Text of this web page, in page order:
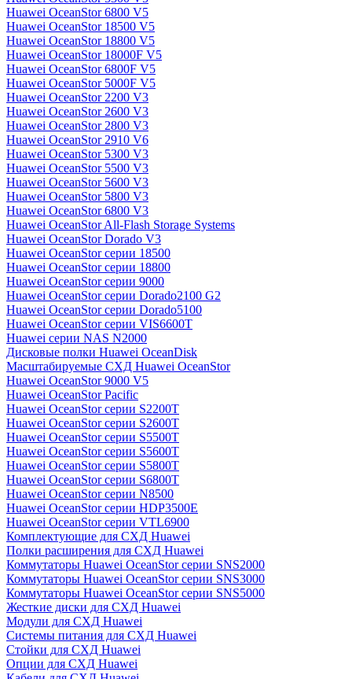
Huawei OceanStor 6800 V5
Huawei OceanStor 18500 V5
Huawei OceanStor 18800 V5
Huawei OceanStor 18000F V5
Huawei OceanStor 6800F V5
Huawei OceanStor 5000F V5
Huawei OceanStor 2200 V3
Huawei OceanStor 2600 V3
Huawei OceanStor 2800 V3
Huawei OceanStor 2910 V6
Huawei OceanStor 5300 V3
Huawei OceanStor 5500 V3
Huawei OceanStor 5600 V3
Huawei OceanStor 5800 V3
Huawei OceanStor 6800 V3
Huawei OceanStor All-Flash Storage Systems
Huawei OceanStor Dorado V3
Huawei OceanStor серии 18500
Huawei OceanStor серии 18800
Huawei OceanStor серии 9000
Huawei OceanStor серии Dorado2100 G2
Huawei OceanStor серии Dorado5100
Huawei OceanStor серии VIS6600T
Huawei серии NAS N2000
Дисковые полки Huawei OceanDisk
Масштабируемые СХД Huawei OceanStor
Huawei OceanStor 9000 V5
Huawei OceanStor Pacific
Huawei OceanStor серии S2200T
Huawei OceanStor серии S2600T
Huawei OceanStor серии S5500T
Huawei OceanStor серии S5600T
Huawei OceanStor серии S5800T
Huawei OceanStor серии S6800T
Huawei OceanStor серии N8500
Huawei OceanStor серии HDP3500E
Huawei OceanStor серии VTL6900
Комплектующие для СХД Huawei
Полки расширения для СХД Huawei
Коммутаторы Huawei OceanStor серии SNS2000
Коммутаторы Huawei OceanStor серии SNS3000
Коммутаторы Huawei OceanStor серии SNS5000
Жесткие диски для СХД Huawei
Модули для СХД Huawei
Системы питания для СХД Huawei
Стойки для СХД Huawei
Опции для СХД Huawei